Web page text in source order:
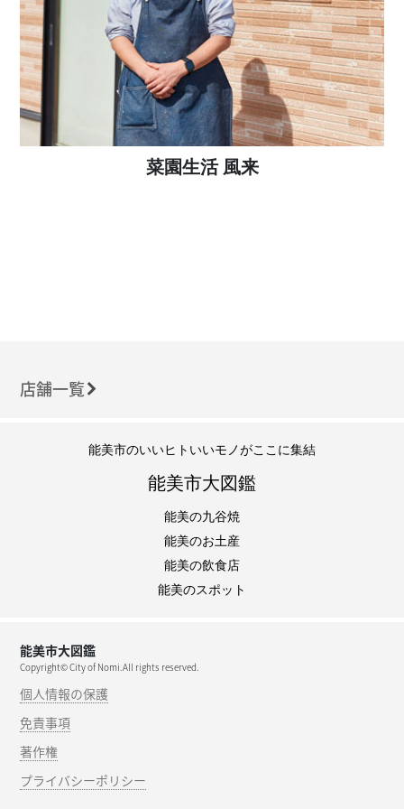
菜園生活 風来
店舗一覧
能美市のいいヒトいいモノがここに集結
能美市大図鑑
能美の九谷焼
能美のお土産
能美の飲食店
能美のスポット
能美市大図鑑
Copyright© City of Nomi.All rights reserved.
個人情報の保護
免責事項
著作権
プライバシーポリシー